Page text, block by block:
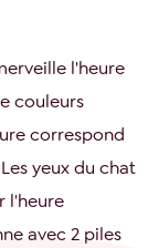
l'heure
couleurs
correspond
yeux du chat
l'heure
avec 2 piles